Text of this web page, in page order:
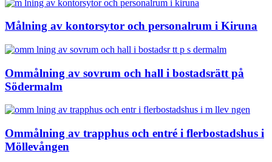
Målning av kontorsytor och personalrum i Kiruna
Ommålning av sovrum och hall i bostadsrätt på
Södermalm
Ommålning av trapphus och entré i flerbostadshus i
Möllevången